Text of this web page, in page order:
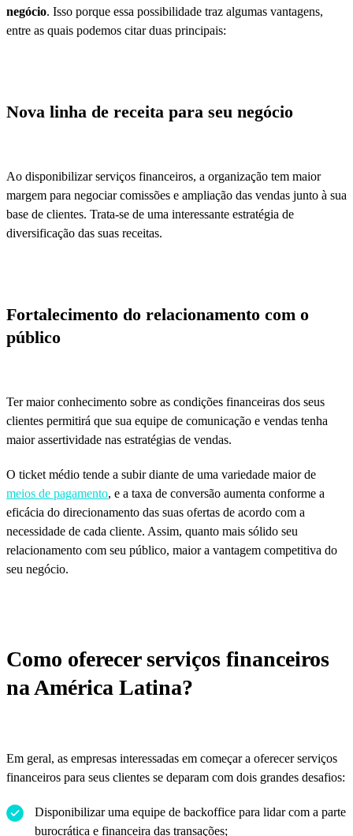
negócio. Isso porque essa possibilidade traz algumas vantagens,
entre as quais podemos citar duas principais:
Nova linha de receita para seu negócio
Ao disponibilizar serviços financeiros, a organização tem maior
margem para negociar comissões e ampliação das vendas junto à sua
base de clientes. Trata-se de uma interessante estratégia de
diversificação das suas receitas.
Fortalecimento do relacionamento com o
público
Ter maior conhecimento sobre as condições financeiras dos seus
clientes permitirá que sua equipe de comunicação e vendas tenha
maior assertividade nas estratégias de vendas.
O ticket médio tende a subir diante de uma variedade maior de
meios de pagamento, e a taxa de conversão aumenta conforme a
eficácia do direcionamento das suas ofertas de acordo com a
necessidade de cada cliente. Assim, quanto mais sólido seu
relacionamento com seu público, maior a vantagem competitiva do
seu negócio.
Como oferecer serviços financeiros
na América Latina?
Em geral, as empresas interessadas em começar a oferecer serviços
financeiros para seus clientes se deparam com dois grandes desafios:
Disponibilizar uma equipe de backoffice para lidar com a parte
burocrática e financeira das transações;